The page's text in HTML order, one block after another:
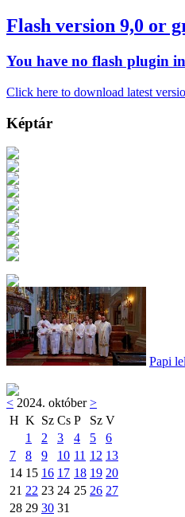
Flash version 9,0 or
You have no flash plugin
Click here to download latest
Képtár
Papi
< 2024. október>
H K Sz Cs P Sz V
1
2 3 4 5
6
7
8 9 10 11 12 13
14 15 16 17 18 19 20
21 22 23 24 25 26 27
28 29 30 31